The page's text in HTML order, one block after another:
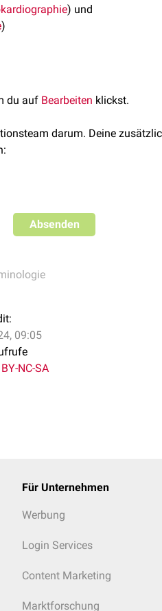
) und
)
du auf Bearbeiten klickst.
darum. Deine
Absenden
09:05
BY-NC-SA
Für Unternehmen
Werbung
Login Services
Content Marketing
Marktforschung